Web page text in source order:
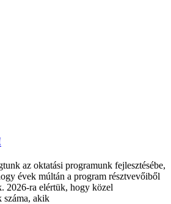
az oktatási programunk fejlesztésébe,
évek múltán a program résztvevőiből
2026-ra elértük, hogy közel
száma, akik